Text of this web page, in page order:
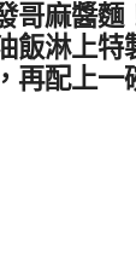
哥麻醬
飯淋上特
再配上一